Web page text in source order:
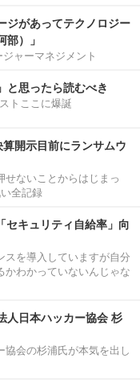
ジがあってテクノロジー
）」
ャーマネジメント
と思ったら読むべき
トここに爆誕
開示目前にランサムウ
ないことからはじまっ
全記録
セキュリティ自給率」向
スを導入していますが自分
かわかっていないんじゃな
人日本ハッカー協会 杉
会の杉浦氏が本気を出し